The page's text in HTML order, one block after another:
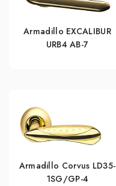
Armadillo EXCALIBUR
URB4 АВ-7
Armadillo Corvus LD35-
1SG/GP-4